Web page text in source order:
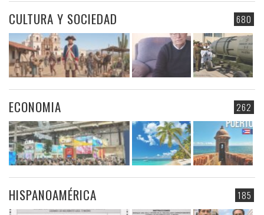
680
CULTURA Y SOCIEDAD
262
ECONOMIA
185
HISPANOAMÉRICA